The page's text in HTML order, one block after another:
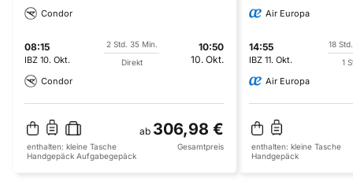
Condor
08:15
IBZ 10. Okt.
2 Std. 35 Min.
Direkt
10:50
10. Okt.
Condor
ab 306,98 €
enthalten: kleine Tasche
Handgepäck Aufgabegepäck
Gesamtpreis
Air Europa
14:55
IBZ 11. Okt.
18
1
Air Europa
enthalten: kleine Tasche
Handgepäck